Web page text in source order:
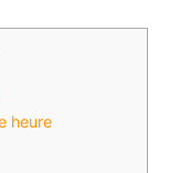
heure